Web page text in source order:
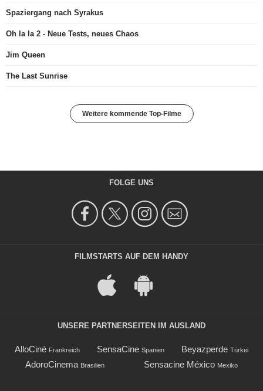
Spaziergang nach Syrakus
Oh la la 2 - Neue Tests, neues Chaos
Jim Queen
The Last Sunrise
Weitere kommende Top-Filme
FOLGE UNS
FILMSTARTS AUF DEM HANDY
UNSERE PARTNERSEITEN IM AUSLAND
AlloCiné Frankreich SensaCine Spanien Beyazperde Türkei
AdoroCinema Brasilien Sensacine México Mexiko